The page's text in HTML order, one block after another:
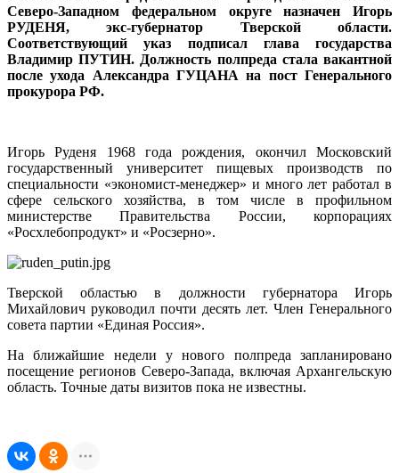
Северо-Западном федеральном округе назначен Игорь
РУДЕНЯ, экс-губернатор Тверской области.
Соответствующий указ подписал глава государства
Владимир ПУТИН. Должность полпреда стала вакантной
после ухода Александра ГУЦАНА на пост Генерального
прокурора РФ.
Игорь Руденя 1968 года рождения, окончил Московский
государственный университет пищевых производств по
специальности «экономист-менеджер» и много лет работал в
сфере сельского хозяйства, в том числе в профильном
министерстве Правительства России, корпорациях
«Росхлебопродукт» и «Росзерно».
Тверской областью в должности губернатора Игорь
Михайлович руководил почти десять лет. Член Генерального
совета партии «Единая Россия».
На ближайшие недели у нового полпреда запланировано
посещение регионов Северо-Запада, включая Архангельскую
область. Точные даты визитов пока не известны.